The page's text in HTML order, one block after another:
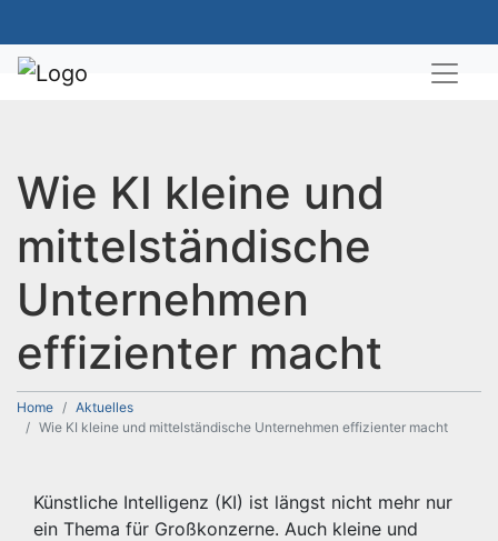
Wie KI kleine und
mittelständische
Unternehmen
effizienter macht
Home
Aktuelles
Wie KI kleine und mittelständische Unternehmen effizienter macht
Künstliche Intelligenz (KI) ist längst nicht mehr nur
ein Thema für Großkonzerne. Auch kleine und